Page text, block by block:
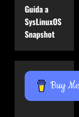
Guida a
SysLinuxOS
Snapshot
Buy